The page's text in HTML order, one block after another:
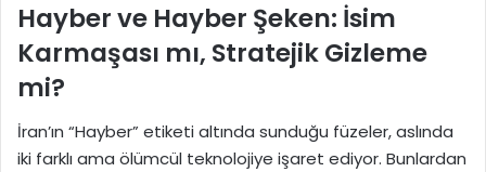
Hayber ve Hayber Şeken: İsim
Karmaşası mı, Stratejik Gizleme
mi?
İran’ın “Hayber” etiketi altında sunduğu füzeler, aslında
iki farklı ama ölümcül teknolojiye işaret ediyor. Bunlardan